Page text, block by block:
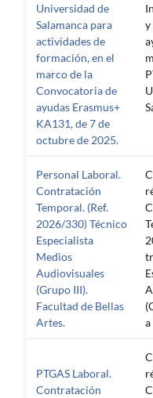
Universidad de
Salamanca para
actividades de
formación, en el
marco de la
Convocatoria de
ayudas Erasmus+
KA131, de 7 de
octubre de 2025.
y
Personal Laboral.
Contratación
Temporal. (Ref.
2026/330) Técnico
Especialista
Medios
Audiovisuales
(Grupo III).
Facultad de Bellas
Artes.
PTGAS Laboral.
Contratación